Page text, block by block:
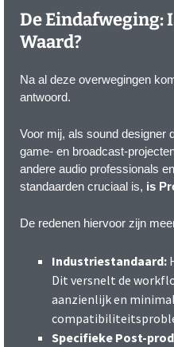
De Eindafweging:
Waard?
Na al deze overwegingen
antwoord.
Voor mij, als sound designer
game- en broadcast-
andere audio professionals
standaarden cruciaal is, is
De redenen hiervoor zijn
Industriestandaard:
Dit versnelt de
aanzienlijk en
Specifieke Post-